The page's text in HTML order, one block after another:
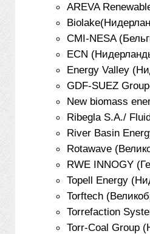
AREVA
CMI-NESA
ECN
Energy Valley
GDF-SUEZ
New biomass
Ribegla S.A./
River Basin
Rotawave
RWE INNOGY
Topell Energy
Torftech
Torrefaction
Torr-Coal Group